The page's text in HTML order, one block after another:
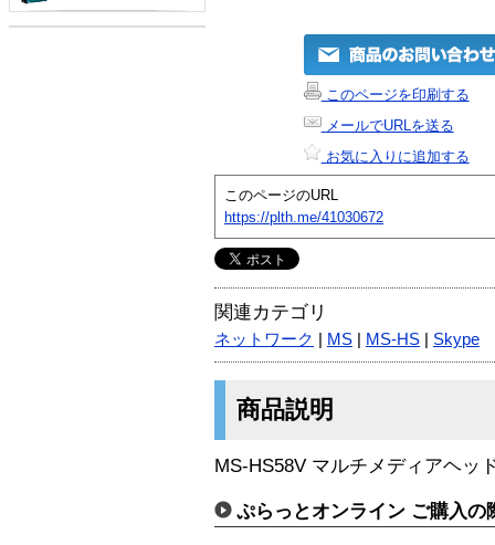
このページを印刷する
メールでURLを送る
お気に入りに追加する
このページのURL
https://plth.me/41030672
関連カテゴリ
ネットワーク MS MS-HS Skype
商品説明
MS-HS58V マルチメディアヘッ
ぷらっとオンライン ご購入の